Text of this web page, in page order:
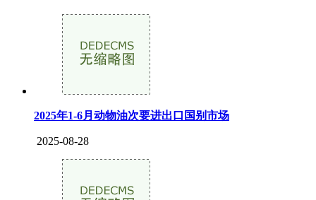
2025年1-6月动物油次要进出口国别市场
2025-08-28